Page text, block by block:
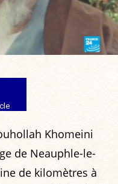
Khomeini
de Neauphle-le-
de kilomètres à